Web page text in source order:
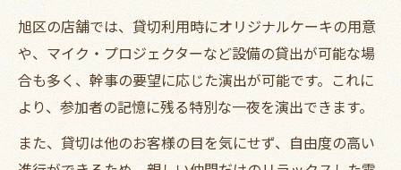
は
旭区で支持されるディナー貸切店の特徴紹
介
口コミで選ばれる旭区ディナー貸切の魅力
ディナー貸切で利用者満足度が高い理由を
解説
旭区の店舗では、貸切利用時にオリジナルケーキの用意
や、マイク・プロジェクターなど設備の貸出が可能な場
合も多く、幹事の要望に応じた演出が可能です。これに
より、参加者の記憶に残る特別な一夜を演出できます。
また、貸切は他のお客様の目を気にせず、自由度の高い